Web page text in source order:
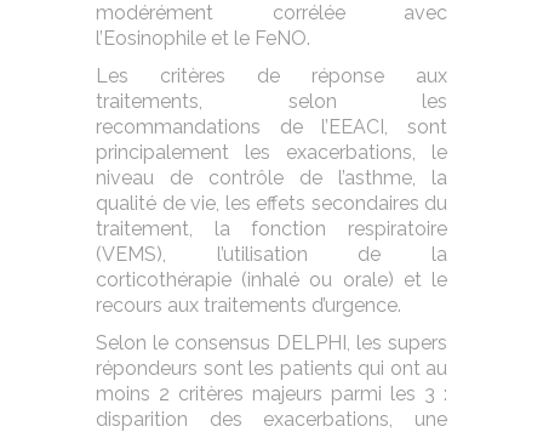
modérément corrélée avec
l’Eosinophile et le FeNO.
Les critères de réponse aux
traitements, selon les
recommandations de l’EEACI, sont
principalement les exacerbations, le
niveau de contrôle de l’asthme, la
qualité de vie, les effets secondaires du
traitement, la fonction respiratoire
(VEMS), l’utilisation de la
corticothérapie (inhalé ou orale) et le
recours aux traitements d’urgence.
Selon le consensus DELPHI, les supers
répondeurs sont les patients qui ont au
moins 2 critères majeurs parmi les 3 :
disparition des exacerbations, une